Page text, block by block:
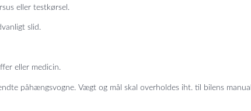
eller testkørsel.
slid.
eller medicin.
påhængsvogne. Vægt og mål skal overholdes iht. til bilens